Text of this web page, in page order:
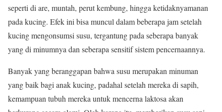
seperti di are, muntah, perut kembung, hingga ketidaknyamanan
pada kucing. Efek ini bisa muncul dalam beberapa jam setelah
kucing mengonsumsi susu, tergantung pada seberapa banyak
yang di minumnya dan seberapa sensitif sistem pencernaannya.
Banyak yang beranggapan bahwa susu merupakan minuman
yang baik bagi anak kucing, padahal setelah mereka di sapih,
kemampuan tubuh mereka untuk mencerna laktosa akan